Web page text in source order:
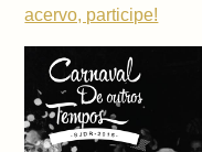
acervo, participe!